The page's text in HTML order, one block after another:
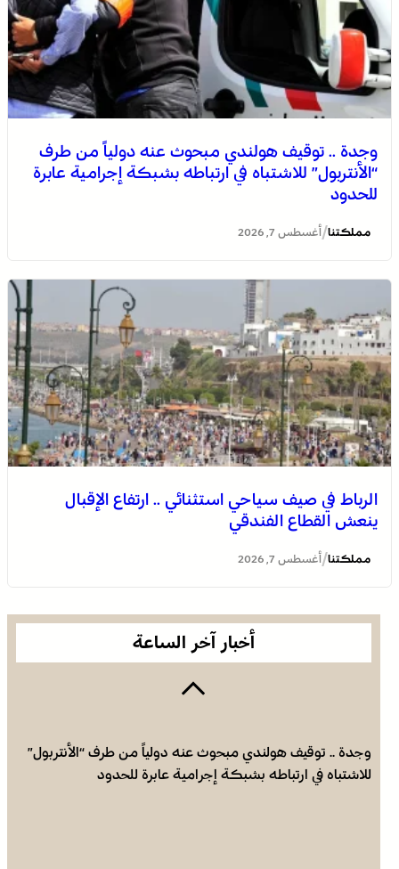
وجدة .. توقيف هولندي مبحوث عنه دولياً من طرف
“الأنتربول” للاشتباه في ارتباطه بشبكة إجرامية عابرة
للحدود
مملكتنا/ أغسطس 7, 2026
الرباط في صيف سياحي استثنائي .. ارتفاع الإقبال
ينعش القطاع الفندقي
مملكتنا/ أغسطس 7, 2026
أخبار آخر الساعة
التفاصيل الكاملة لاقتحام ولي العهد مياه سبتة المحتلة على
لسان الهدهد !
العثور على جثة مقطعة الأطراف داخل عشة بمنطقة منابع
وجدة .. توقيف هولندي مبحوث عنه دولياً من طرف “الأنتربول”
للاشتباه في ارتباطه بشبكة إجرامية عابرة للحدود